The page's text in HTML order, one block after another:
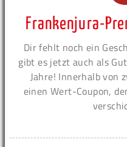
Frankenjura-
Dir fehlt noch ein
gibt es jetzt auch als
Jahre! Innerhalb von
einen Wert-Coupon,